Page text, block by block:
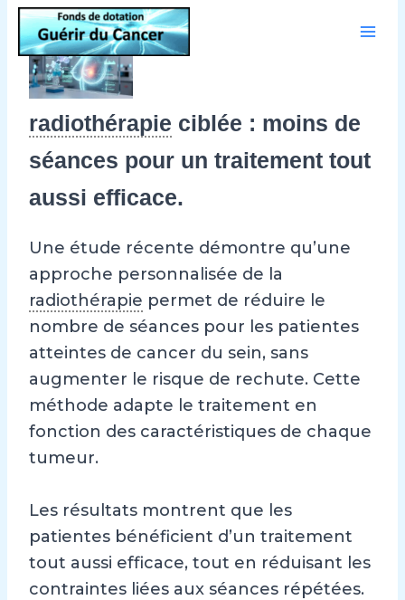
Aller
contenu
radiothérapie ciblée : moins de
séances pour un traitement tout
aussi efficace.
Une étude récente démontre qu’une
approche personnalisée de la
radiothérapie permet de réduire le
nombre de séances pour les patientes
atteintes de cancer du sein, sans
augmenter le risque de rechute. Cette
méthode adapte le traitement en
fonction des caractéristiques de chaque
tumeur.
Les résultats montrent que les
patientes bénéficient d’un traitement
tout aussi efficace, tout en réduisant les
contraintes liées aux séances répétées.